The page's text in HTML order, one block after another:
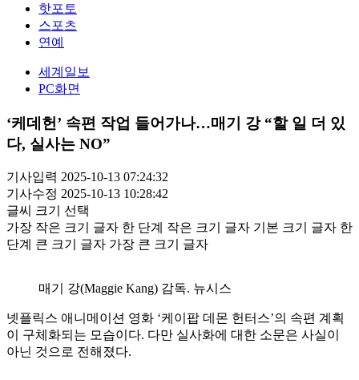
핫포토
스포츠
연예
세계일보
PC화면
‘케데헌’ 속편 작업 들어가나…매기 강 “할 일 더 있
다, 실사는 NO”
기사입력 2025-10-13 07:24:32
기사수정 2025-10-13 10:28:42
글씨 크기 선택
가장 작은 크기 글자 한 단계 작은 크기 글자 기본 크기 글자 한
단계 큰 크기 글자 가장 큰 크기 글자
매기 강(Maggie Kang) 감독. 뉴시스
넷플릭스 애니메이션 영화 ‘케이팝 데몬 헌터스’의 속편 계획
이 구체화되는 모습이다. 다만 실사화에 대한 소문은 사실이
아닌 것으로 전해졌다.